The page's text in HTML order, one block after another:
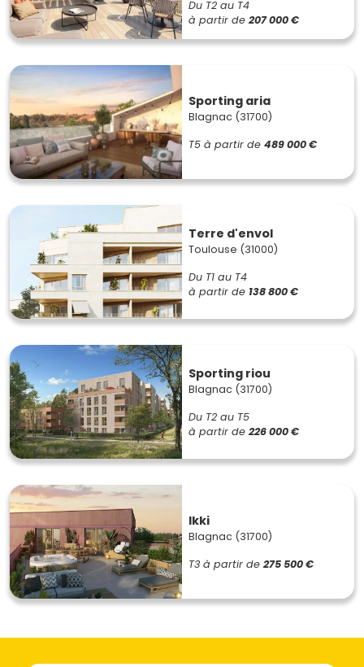
Du T2 au T4
à partir de 207 000 €
Sporting aria
Blagnac (31700)
T5 à partir de 489 000 €
Terre d'envol
Toulouse (31000)
Du T1 au T4
à partir de 138 800 €
Sporting riou
Blagnac (31700)
Du T2 au T5
à partir de 226 000 €
Ikki
Blagnac (31700)
T3 à partir de 275 500 €